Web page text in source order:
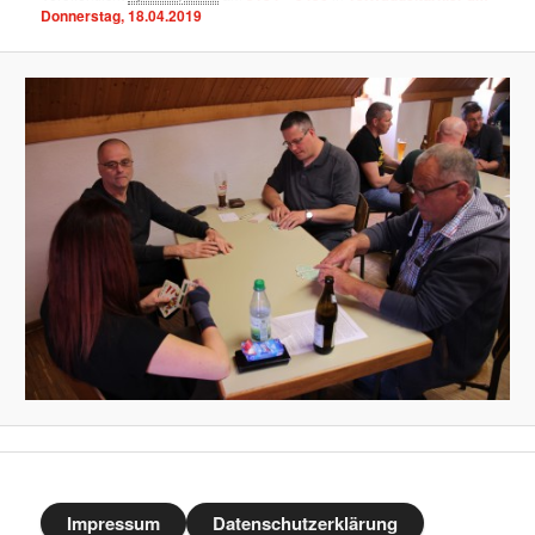
Donnerstag, 18.04.2019
Impressum Datenschutzerklärung